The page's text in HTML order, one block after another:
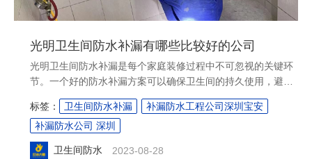
光明卫生间防水补漏有哪些比较好的公司
光明卫生间防水补漏是每个家庭装修过程中不可忽视的关键环
节。一个好的防水补漏方案可以确保卫生间的持久使用，避免
后期出现漏水、渗漏等问题。然而，选择一家可靠的公司来完
成这个任务并不容易。在本文中，我们将为您推荐光明地区最
好的几家防水补漏公司，包括备受认可的防补大师。....
标签： 卫生间防水补漏
补漏防水工程公司深圳宝安
补漏防水公司 深圳
卫生间防水 2023-08-28